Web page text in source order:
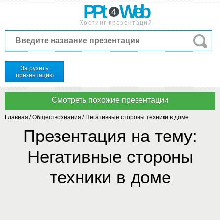
PPt 4 Web
Хостинг презентаций
Загрузить
презентацию
Главная /Обществознания / Негативные стороны техники в доме
Презентация на тему:
Негативные стороны
техники в доме